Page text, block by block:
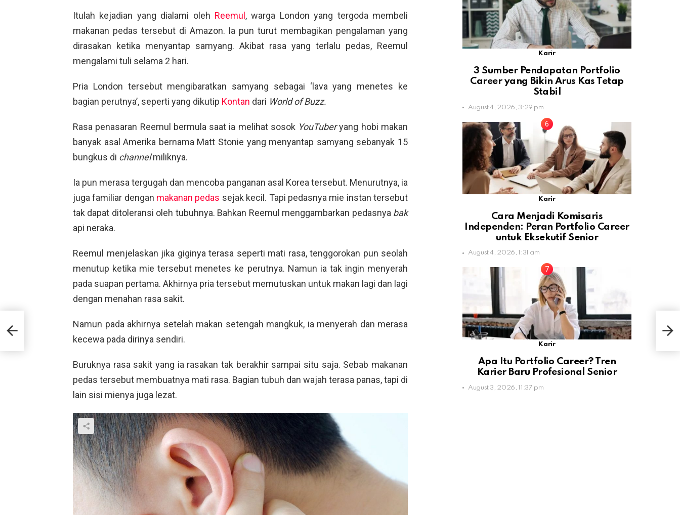
Itulah kejadian yang dialami oleh Reemul, warga London yang tergoda membeli
makanan pedas tersebut di Amazon. Ia pun turut membagikan pengalaman yang
dirasakan ketika menyantap samyang. Akibat rasa yang terlalu pedas, Reemul
mengalami tuli selama 2 hari.
Pria London tersebut mengibaratkan samyang sebagai ‘lava yang menetes ke
bagian perutnya’, seperti yang dikutip Kontan dari World of Buzz.
Rasa penasaran Reemul bermula saat ia melihat sosok YouTuberyang hobi makan
banyak asal Amerika bernama Matt Stonie yang menyantap samyang sebanyak 15
bungkus di channelmiliknya.
Ia pun merasa tergugah dan mencoba panganan asal Korea tersebut. Menurutnya, ia
juga familiar dengan makanan pedas sejak kecil. Tapi pedasnya mie instan tersebut
tak dapat ditoleransi oleh tubuhnya. Bahkan Reemul menggambarkan pedasnya bak
api neraka.
Reemul menjelaskan jika giginya terasa seperti mati rasa, tenggorokan pun seolah
menutup ketika mie tersebut menetes ke perutnya. Namun ia tak ingin menyerah
pada suapan pertama. Akhirnya pria tersebut memutuskan untuk makan lagi dan lagi
dengan menahan rasa sakit.
Namun pada akhirnya setelah makan setengah mangkuk, ia menyerah dan merasa
kecewa pada dirinya sendiri.
Buruknya rasa sakit yang ia rasakan tak berakhir sampai situ saja. Sebab makanan
pedas tersebut membuatnya mati rasa. Bagian tubuh dan wajah terasa panas, tapi di
lain sisi mienya juga lezat.
Karir
3 Sumber Pendapatan Portfolio
Career yang Bikin Arus Kas Tetap
Stabil
August 4, 2026, 3:29 pm
Karir
Cara Menjadi Komisaris
Independen: Peran Portfolio Career
untuk Eksekutif Senior
August 4, 2026, 1:31 am
Karir
Apa Itu Portfolio Career? Tren
Karier Baru Profesional Senior
August 3, 2026, 11:37 pm